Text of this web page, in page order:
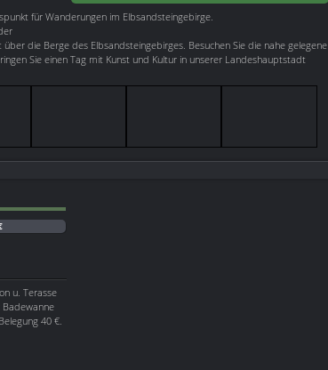
für Wanderungen im Elbsandsteingebirge.
die Berge des Elbsandsteingebirges. Besuchen Sie die nahe gelegene
Sie einen Tag mit Kunst und Kultur in unserer Landeshauptstadt
u. Terasse
40 €.